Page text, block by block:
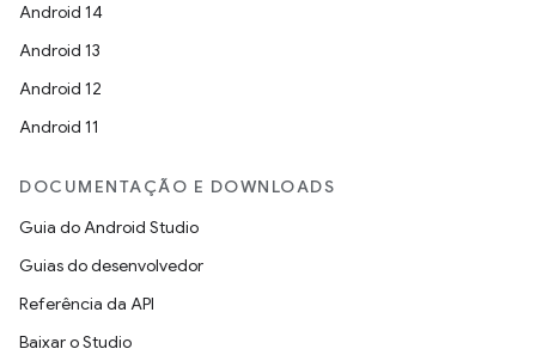
Android 14
Android 13
Android 12
Android 11
DOCUMENTAÇÃO E DOWNLOADS
Guia do Android Studio
Guias do desenvolvedor
Referência da API
Baixar o Studio